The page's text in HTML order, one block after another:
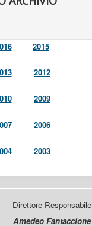
2015
2012
2009
2006
2003
Direttore Responsabile
Amedeo Fantaccione